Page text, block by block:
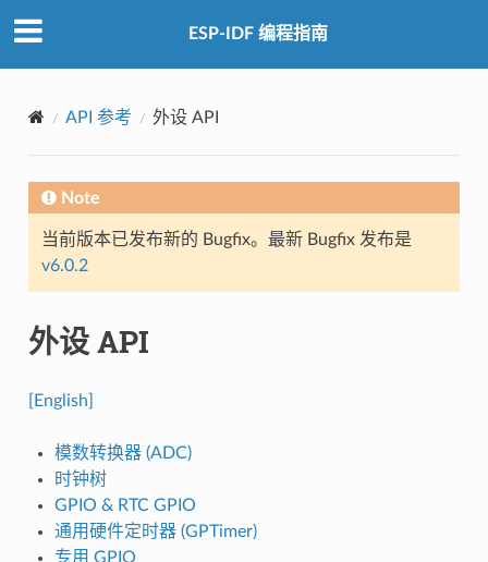
ESP-IDF 编程指南
API 参考 外设 API
Note
当前版本已发布新的 Bugfix。最新 Bugfix 发布是
v6.0.2
外设 API
[English]
模数转换器 (ADC)
时钟树
GPIO & RTC GPIO
通用硬件定时器 (GPTimer)
专用 GPIO